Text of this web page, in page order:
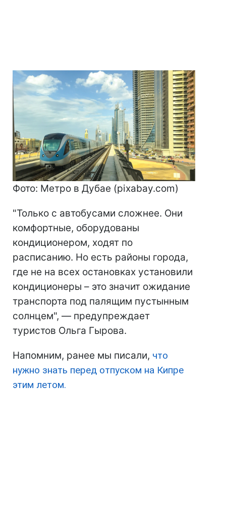
Фото: Метро в Дубае (pixabay.com)
"Только с автобусами сложнее. Они
комфортные, оборудованы
кондиционером, ходят по
расписанию. Но есть районы города,
где не на всех остановках установили
кондиционеры – это значит ожидание
транспорта под палящим пустынным
солнцем", — предупреждает
туристов Ольга Гырова.
Напомним, ранее мы писали, что
нужно знать перед отпуском на Кипре
этим летом.